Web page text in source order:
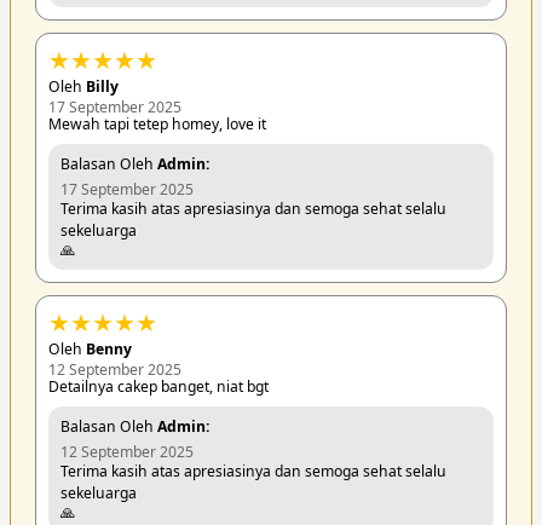
★★★★★
Oleh Billy
17 September 2025
Mewah tapi tetep homey, love it
Balasan Oleh Admin:
17 September 2025
Terima kasih atas apresiasinya dan semoga sehat selalu
sekeluarga
🙏
★★★★★
Oleh Benny
12 September 2025
Detailnya cakep banget, niat bgt
Balasan Oleh Admin:
12 September 2025
Terima kasih atas apresiasinya dan semoga sehat selalu
sekeluarga
🙏